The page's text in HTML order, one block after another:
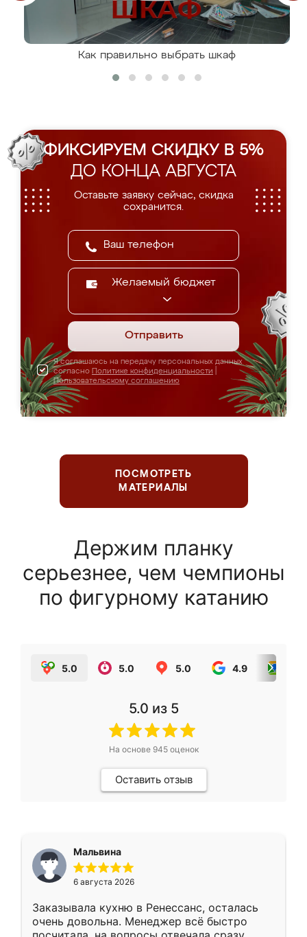
Как правильно выбрать шкаф
ФИКСИРУЕМ СКИДКУ В 5%
ДО КОНЦА АВГУСТА
Оставьте заявку сейчас, скидка
сохранится.
Желаемый бюджет
Отправить
Я соглашаюсь на передачу персональных данных
согласно Политике конфиденциальности
Пользовательскому соглашению
ПОСМОТРЕТЬ
МАТЕРИАЛЫ
Держим планку
серьезнее, чем чемпионы
по фигурному катанию
5.0 5.0 5.0 4.9
5.0 из 5
На основе 945оценок
Оставить отзыв
Мальвина
6 августа 2026
Заказывала кухню в Ренессанс, осталась
очень довольна. Менеджер всё быстро